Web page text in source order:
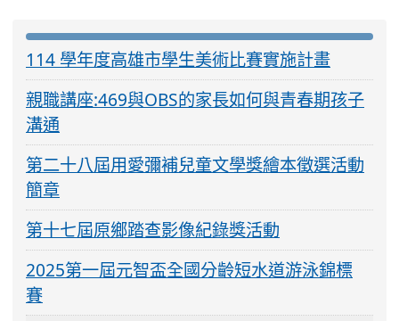
114 學年度高雄市學生美術比賽實施計畫
親職講座:469與OBS的家長如何與青春期孩子
溝通
第二十八屆用愛彌補兒童文學獎繪本徵選活動
簡章
第十七屆原鄉踏查影像紀錄獎活動
2025第一屆元智盃全國分齡短水道游泳錦標
賽